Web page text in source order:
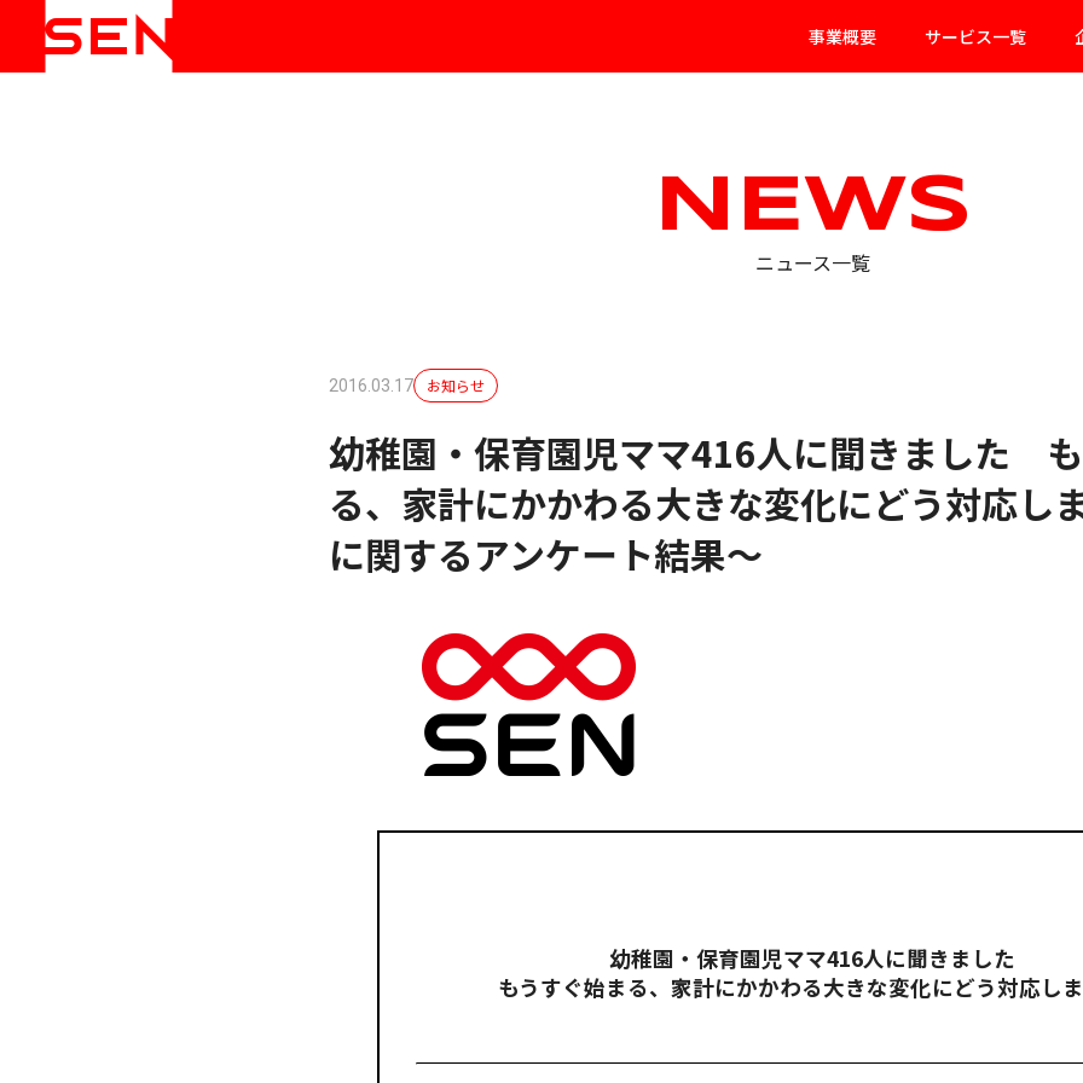
事業概要 サービス一覧
NEWS
ニュース一覧
2016.03.17 お知らせ
幼稚園・保育園児ママ416人に聞きました
る、家計にかかわる大きな変化にどう対応し
に関するアンケート結果〜
幼稚園・保育園児ママ416人に聞きました
もうすぐ始まる、家計にかかわる大きな変化にどう対応し